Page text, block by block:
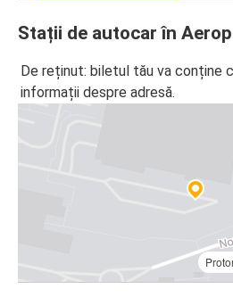
Stații de autocar în
De reținut: biletul tău va conține
informații despre adresă.